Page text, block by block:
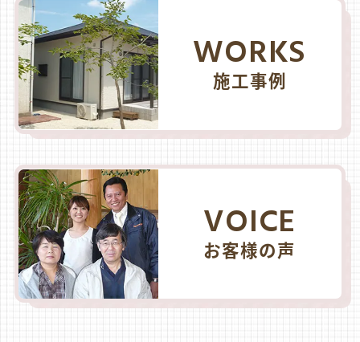
WORKS
施工事例
VOICE
お客様の声